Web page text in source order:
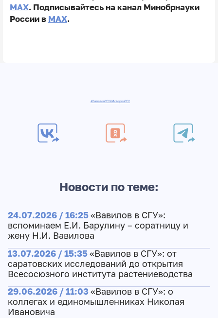
MAX. Подписывайтесь на канал Минобрнауки
России в MAX.
#ВавиловСГУ#ИсторияСГУ
Новости по теме:
24.07.2026 / 16:25«Вавилов в СГУ»:
вспоминаем Е.И. Барулину – соратницу и
жену Н.И. Вавилова
13.07.2026 / 15:35«Вавилов в СГУ»: от
саратовских исследований до открытия
Всесосюзного института растениеводства
29.06.2026 / 11:03«Вавилов в СГУ»: о
коллегах и единомышленниках Николая
Ивановича